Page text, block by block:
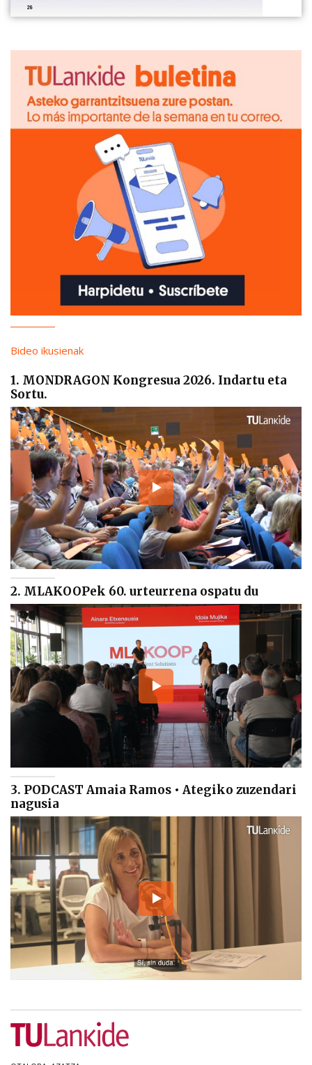
Bideo ikusienak
1. MONDRAGON Kongresua 2026. Indartu eta
Sortu.
2. MLAKOOPek 60. urteurrena ospatu du
3. PODCAST Amaia Ramos • Ategiko zuzendari
nagusia